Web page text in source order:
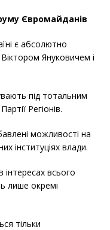
Євромайданів
є абсолютно
Януковичем і
під тотальним
Регіонів.
можливості на
інституціях влади.
інтересах всього
лише окремі
тільки